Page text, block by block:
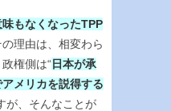
もなくなったTPP
理由は、相変わら
権側は“ 日本が承
メリカを説得する
が、そんなことが